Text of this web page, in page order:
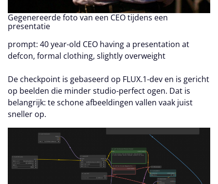
Gegenereerde foto van een CEO tijdens een
presentatie
prompt: 40 year-old CEO having a presentation at
defcon, formal clothing, slightly overweight
De checkpoint is gebaseerd op FLUX.1-dev en is gericht
op beelden die minder studio-perfect ogen. Dat is
belangrijk: te schone afbeeldingen vallen vaak juist
sneller op.